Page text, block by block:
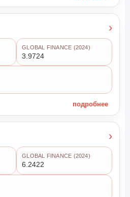
›
GLOBAL FINANCE (2024)
3.9724
подробнее
›
GLOBAL FINANCE (2024)
6.2422